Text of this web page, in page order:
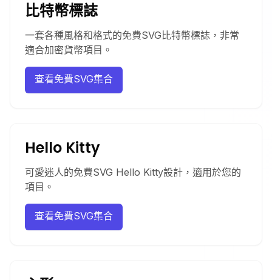
比特幣標誌
一套各種風格和格式的免費SVG比特幣標誌，非常
適合加密貨幣項目。
查看免費SVG集合
Hello Kitty
可愛迷人的免費SVG Hello Kitty設計，適用於您的
項目。
查看免費SVG集合